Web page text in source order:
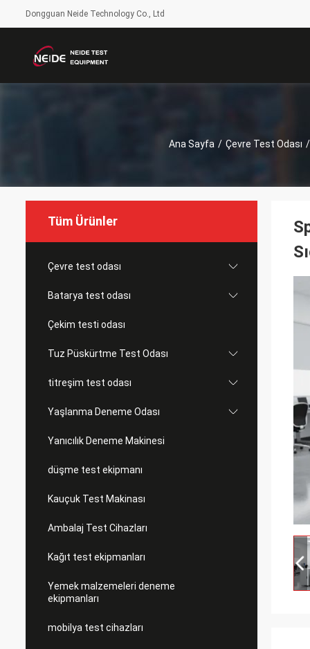
Dongguan Neide Technology Co., Ltd
Ana Sayfa / Çevre Test Odası /
Tüm Ürünler
Çevre test odası
Batarya test odası
Çekim testi odası
Tuz Püskürtme Test Odası
titreşim test odası
Yaşlanma Deneme Odası
Yanıcılık Deneme Makinesi
düşme test ekipmanı
Kauçuk Test Makinası
Ambalaj Test Cihazları
Kağıt test ekipmanları
Yemek malzemeleri deneme
ekipmanları
mobilya test cihazları